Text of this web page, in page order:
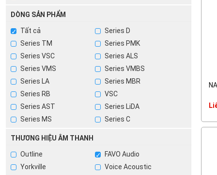
DÒNG SẢN PHẨM
Tất cả
Series D
Series TM
Series PMK
Series VSC
Series ALS
Series VMS
Series VMBS
Series LA
Series MBR
Series RB
VSC
Series AST
Series LiDA
Series MS
Series C
THƯƠNG HIỆU ÂM THANH
Outline
FAVO Audio
Yorkville
Voice Acoustic